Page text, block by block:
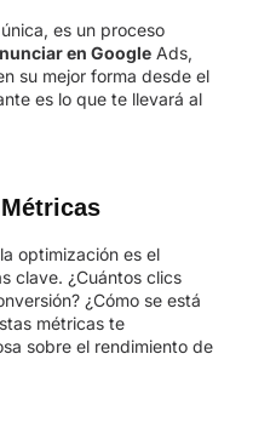
es un proceso
en Google Ads,
su mejor forma desde el
es lo que te llevará al
optimización es el
clave. ¿Cuántos clics
¿Cómo se está
métricas te
sobre el rendimiento de